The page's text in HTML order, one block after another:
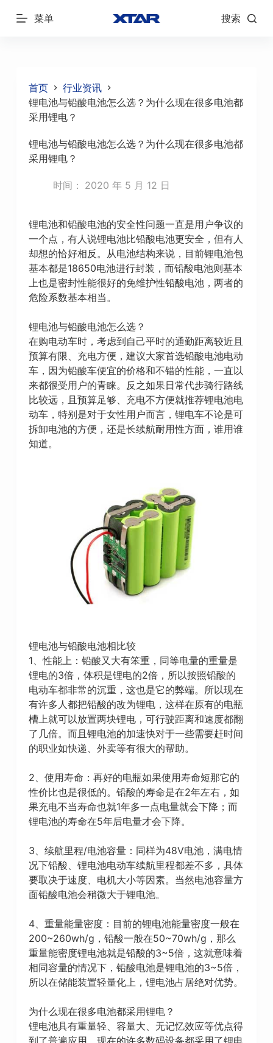
跳
菜单 搜索
首页
行业资讯
锂电池与铅酸电池怎么选？为什么现在很多电池都
采用锂电？
锂电池与铅酸电池怎么选？为什么现在很多电池都
采用锂电？
时间： 2020 年 5 月 12 日
锂电池和铅酸电池的安全性问题一直是用户争议的
一个点，有人说锂电池比铅酸电池更安全，但有人
却想的恰好相反。从电池结构来说，目前锂电池包
基本都是18650电池进行封装，而铅酸电池则基本
上也是密封性能很好的免维护性铅酸电池，两者的
危险系数基本相当。
锂电池与铅酸电池怎么选？
在购电动车时，考虑到自己平时的通勤距离较近且
预算有限、充电方便，建议大家首选铅酸电池电动
车，因为铅酸车便宜的价格和不错的性能，一直以
来都很受用户的青睐。反之如果日常代步骑行路线
比较远，且预算足够、充电不方便就推荐锂电池电
动车，特别是对于女性用户而言，锂电车不论是可
拆卸电池的方便，还是长续航耐用性方面，谁用谁
知道。
锂电池与铅酸电池相比较
1、性能上：铅酸又大有笨重，同等电量的重量是
锂电的3倍，体积是锂电的2倍，所以按照铅酸的
电动车都非常的沉重，这也是它的弊端。所以现在
有许多人都把铅酸的改为锂电，这样在原有的电瓶
槽上就可以放置两块锂电，可行驶距离和速度都翻
了几倍。而且锂电池的加速快对于一些需要赶时间
的职业如快递、外卖等有很大的帮助。
2、使用寿命：再好的电瓶如果使用寿命短那它的
性价比也是很低的。铅酸的寿命是在2年左右，如
果充电不当寿命也就1年多一点电量就会下降；而
锂电池的寿命在5年后电量才会下降。
3、续航里程/电池容量：同样为48V电池，满电情
况下铅酸、锂电池电动车续航里程都差不多，具体
要取决于速度、电机大小等因素。当然电池容量方
面铅酸电池会稍微大于锂电池。
4、重量能量密度：目前的锂电池能量密度一般在
200~260wh/g，铅酸一般在50~70wh/g，那么
重量能密度锂电池就是铅酸的3~5倍，这就意味着
相同容量的情况下，铅酸电池是锂电池的3~5倍，
所以在储能装置轻量化上，锂电池占居绝对优势。
为什么现在很多电池都采用锂电？
锂电池具有重量轻、容量大、无记忆效应等优点得